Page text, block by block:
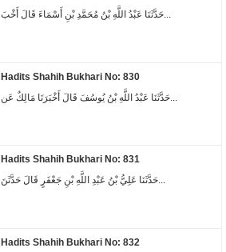
Hadits Shahih Bukhari No: 830
Hadits Shahih Bukhari No: 831
حَدَّثَنَا عَلِيُّ بْنُ عَبْدِ اللَّهِ بْنِ جَعْفَرٍ قَالَ حَدَّثَنَ...
Hadits Shahih Bukhari No: 832